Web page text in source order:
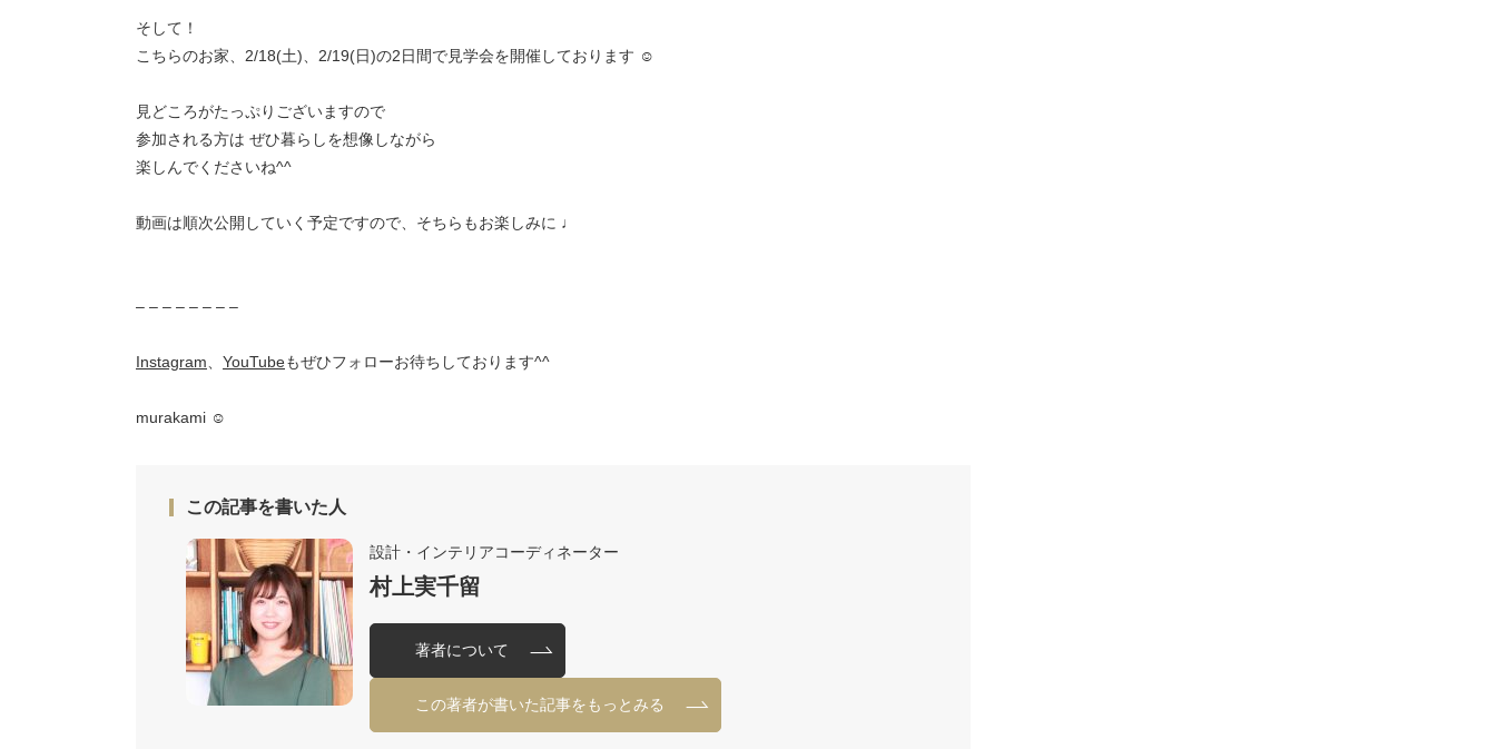
そして！
こちらのお家、2/18(土)、2/19(日)の2日間で見学会を開催しております ☺︎
見どころがたっぷりございますので
参加される方は ぜひ暮らしを想像しながら
楽しんでくださいね^^
動画は順次公開していく予定ですので、そちらもお楽しみに ♩
– – – – – – – –
Instagram YouTubeもぜひフォローお待ちしております^^
murakami ☺︎
この記事を書いた人
設計・インテリアコーディネーター
村上実千留
著者について
この著者が書いた記事をもっとみる